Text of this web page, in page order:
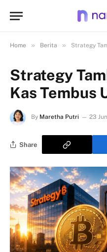
Home » Berita » Strategy
Strategy
Kas Tembus
By Maretha Putri 23
Share